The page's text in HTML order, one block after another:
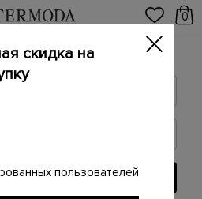
0
Войти
ВОЙТИ
скидка на
пользователей